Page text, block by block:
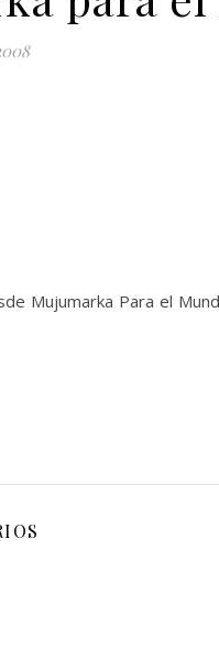
Mujumarka Para el